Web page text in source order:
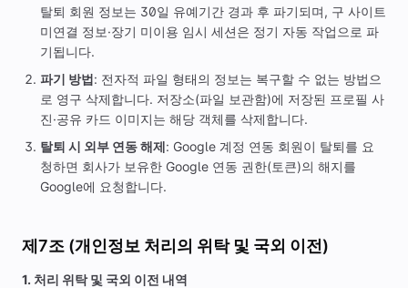
탈퇴 회원 정보는 30일 유예기간 경과 후 파기되며, 구 사이트
미연결 정보·장기 미이용 임시 세션은 정기 자동 작업으로 파
기됩니다.
파기 방법: 전자적 파일 형태의 정보는 복구할 수 없는 방법으
로 영구 삭제합니다. 저장소(파일 보관함)에 저장된 프로필 사
진·공유 카드 이미지는 해당 객체를 삭제합니다.
탈퇴 시 외부 연동 해제: Google 계정 연동 회원이 탈퇴를 요
청하면 회사가 보유한 Google 연동 권한(토큰)의 해지를
Google에 요청합니다.
제7조 (개인정보 처리의 위탁 및 국외 이전)
1. 처리 위탁 및 국외 이전 내역